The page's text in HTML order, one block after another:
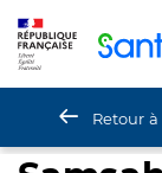
Retour